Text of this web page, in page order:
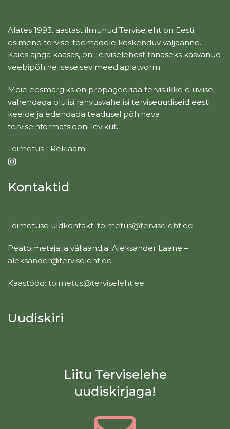
Alates 1993. aastast ilmunud Terviseleht on Eesti
esimene tervise-teemadele keskenduv väljaanne.
Käies ajaga kaasas, on Terviselehest tänaseks kasvanud
veebipõhine iseseisev meediaplatvorm.
Meie eesmärgiks on propageerida tervislikke eluviise,
vahendada olulisi rahvusvahelisi terviseuudiseid eesti
keelde ja edendada teadusel põhineva
terviseinformatsiooni levikut.
Toimetus | Reklaam
Kontaktid
Toimetuse üldkontakt: toimetus@terviseleht.ee
Peatoimetaja ja väljaandja: Aleksander Laane –
aleksander@terviseleht.ee
Kaastööd: toimetus@terviseleht.ee
Uudiskiri
Liitu Terviselehe
uudiskirjaga!